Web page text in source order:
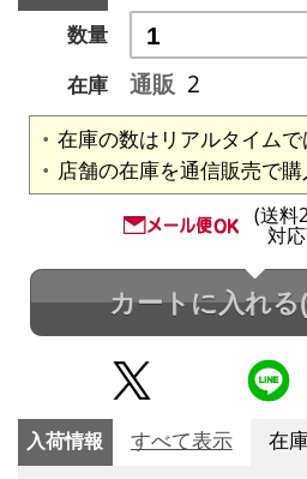
数量
在庫
通販 2
在庫の数はリアルタイムで
店舗の在庫を通信販売で購
(送料
対
カートに入れる
入荷情報 すべて表示 在